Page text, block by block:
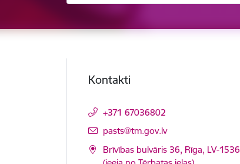
Kontakti
+371 67036802
E-pasts:
pasts@tm.gov.lv
Brīvības bulvāris 36, Rīga, LV-1536